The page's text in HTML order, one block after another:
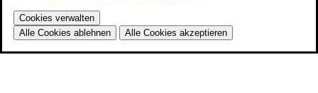
Cookies verwalten
Alle Cookies ablehnen
Alle Cookies akzeptieren